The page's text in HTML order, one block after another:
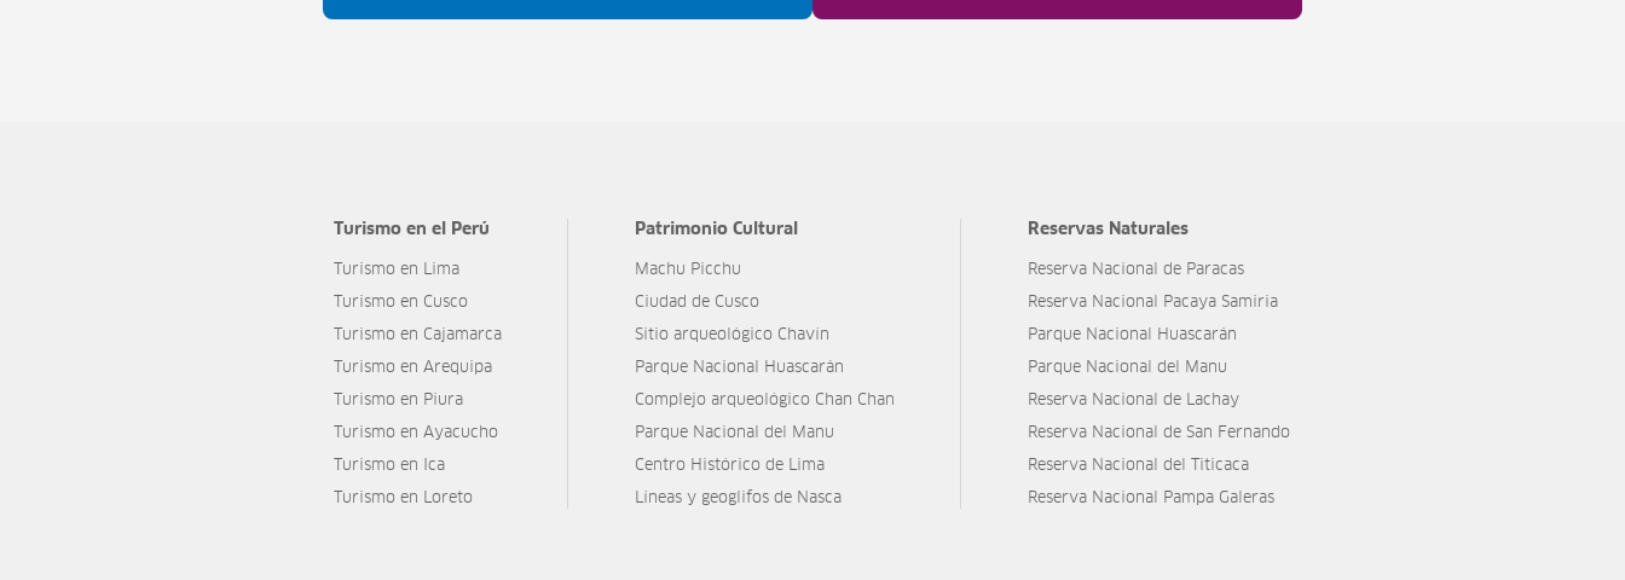
Turismo en el Perú
Turismo en Lima
Turismo en Cusco
Turismo en Cajamarca
Turismo en Arequipa
Turismo en Piura
Turismo en Ayacucho
Turismo en Ica
Turismo en Loreto
Patrimonio Cultural
Machu Picchu
Ciudad de Cusco
Sitio arqueológico Chavín
Parque Nacional Huascarán
Complejo arqueológico Chan Chan
Parque Nacional del Manu
Centro Histórico de Lima
Líneas y geoglifos de Nasca
Reservas Naturales
Reserva Nacional de Paracas
Reserva Nacional Pacaya Samiria
Parque Nacional Huascarán
Parque Nacional del Manu
Reserva Nacional de Lachay
Reserva Nacional de San Fernando
Reserva Nacional del Titicaca
Reserva Nacional Pampa Galeras